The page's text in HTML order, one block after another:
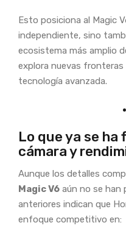
Esto posiciona al Magic
independiente, sino
ecosistema más amplio
explora nuevas
tecnología avanzada.
Lo que ya se
cámara y
Aunque los detalles
Magic V6 aún no se han
anteriores indican que
enfoque competitivo en: